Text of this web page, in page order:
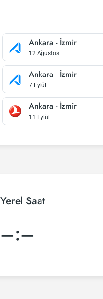
Ankara - İzmir
12 Ağustos
Ankara - İzmir
7 Eylül
Ankara - İzmir
11 Eylül
Yerel Saat
–:–